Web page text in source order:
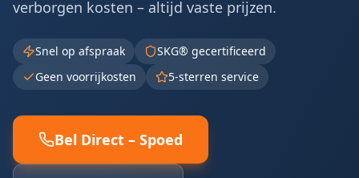
verborgen kosten – altijd vaste prijzen.
Snel op afspraak
SKG® gecertificeerd
Geen voorrijkosten
5-sterren service
Bel Direct – Spoed